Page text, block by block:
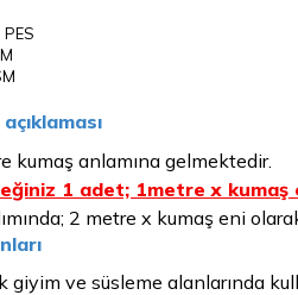
kumaş anlamına gelmektedir.
1 adet; 1metre x
2 metre x kumaş eni
giyim ve süsleme alanlarında